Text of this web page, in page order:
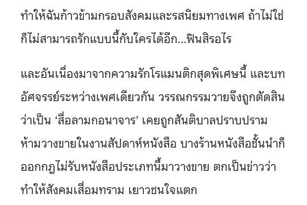
ทำให้ฉันก้าวข้ามกรอบสังคมและรสนิยมทางเพศ ถ้าไม่ใช่
ก็ไม่สามารถรักแบบนี้กับใครได้อีก…ฟินสิรอไร
และอันเนื่องมาจากความรักโรแมนติกสุดพิเศษนี้ และบท
อัศจรรย์ระหว่างเพศเดียวกัน วรรณกรรมวายจึงถูกตัดสิน
ว่าเป็น ‘สื่อลามกอนาจาร’ เคยถูกสันติบาลปราบปราม
ห้ามวางขายในงานสัปดาห์หนังสือ บางร้านหนังสือชั้นนำก็
ออกกฎไม่รับหนังสือประเภทนี้มาวางขาย ตกเป็นข่าวว่า
ทำให้สังคมเสื่อมทราม เยาวชนใจแตก